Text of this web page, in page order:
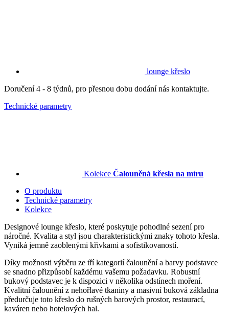
lounge křeslo
Doručení 4 - 8 týdnů, pro přesnou dobu dodání nás kontaktujte.
Technické parametry
Kolekce Čalouněná křesla na míru
O produktu
Technické parametry
Kolekce
Designové lounge křeslo, které poskytuje pohodlné sezení pro
náročné. Kvalita a styl jsou charakteristickými znaky tohoto křesla.
Vyniká jemně zaoblenými křivkami a sofistikovaností.
Díky možnosti výběru ze tří kategorií čalounění a barvy podstavce
se snadno přizpůsobí každému vašemu požadavku. Robustní
bukový podstavec je k dispozici v několika odstínech moření.
Kvalitní čalounění z nehořlavé tkaniny a masivní buková základna
předurčuje toto křeslo do rušných barových prostor, restaurací,
kaváren nebo hotelových hal.